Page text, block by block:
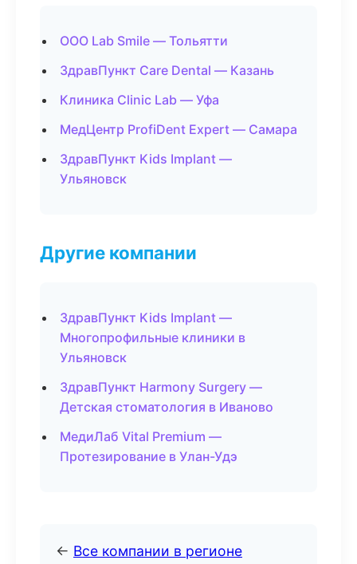
ООО Lab Smile — Тольятти
ЗдравПункт Care Dental — Казань
Клиника Clinic Lab — Уфа
МедЦентр ProfiDent Expert — Самара
ЗдравПункт Kids Implant —
Ульяновск
Другие компании
ЗдравПункт Kids Implant —
Многопрофильные клиники в
Ульяновск
ЗдравПункт Harmony Surgery —
Детская стоматология в Иваново
МедиЛаб Vital Premium —
Протезирование в Улан-Удэ
← Все компании в регионе